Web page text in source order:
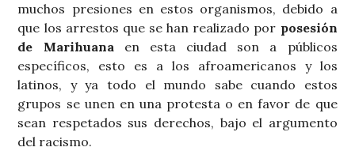
muchos presiones en estos organismos, debido a
que los arrestos que se han realizado por posesión
de Marihuanaen esta ciudad son a públicos
específicos, esto es a los afroamericanos y los
latinos, y ya todo el mundo sabe cuando estos
grupos se unen en una protesta o en favor de que
sean respetados sus derechos, bajo el argumento
del racismo.